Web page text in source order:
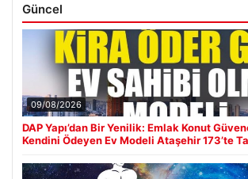
Güncel
09/08/2026
DAP Yapı’dan Bir Yenilik: Emlak Konut
Kendini Ödeyen Ev Modeli Ataşehir 173’te